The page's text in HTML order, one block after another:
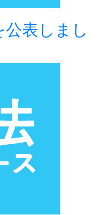
表しまし